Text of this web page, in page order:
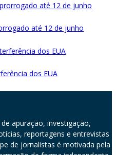
até 12 de junho
dos EUA
apuração, investigação,
reportagens e entrevistas
de jornalistas é motivada pela